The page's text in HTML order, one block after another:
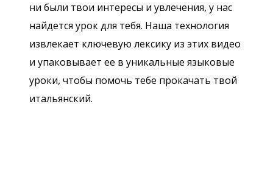
ни были твои интересы и увлечения, у нас
найдется урок для тебя. Наша технология
извлекает ключевую лексику из этих видео
и упаковывает ее в уникальные языковые
уроки, чтобы помочь тебе прокачать твой
итальянский.